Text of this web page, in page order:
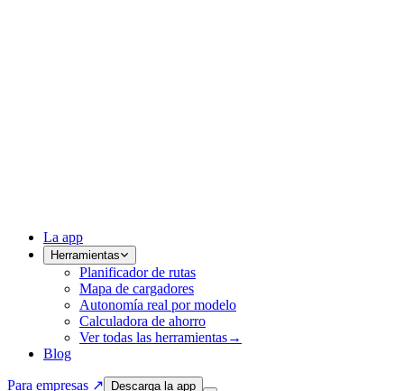
La app
Herramientas
Planificador de rutas
Mapa de cargadores
Autonomía real por modelo
Calculadora de ahorro
Ver todas las herramientas→
Blog
Para empresas ↗ Descarga la app